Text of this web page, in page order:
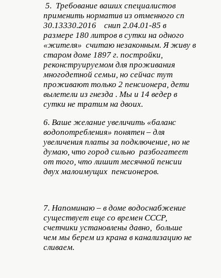
5. Требование ваших специалистов
применить норматив из отменного сп
30.13330.2016 снип 2.04.01-85 в
размере 180 литров в сутки на одного
«жителя» считаю незаконным. Я живу в
старом доме 1897 г. постройки,
реконструируемом для проживания
многодетной семьи, но сейчас тут
проживают только 2 пенсионера, дети
вылетели из гнезда . Мы и 14 ведер в
сутки не тратим на двоих.
6. Ваше желание увеличить «баланс
водопотребления» понятен – для
увеличения платы за подключение, но не
думаю, что город сильно разбогатеет
от того, что лишит месячной пенсии
двух малоимущих пенсионеров.
7. Напоминаю – в доме водоснабжение
существует еще со времен СССР,
счетчики установлены давно, больше
чем мы берем из крана в канализацию не
сливаем.